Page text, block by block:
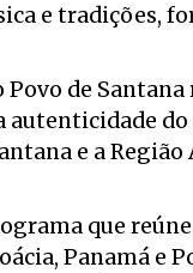
e tradições,
Povo de
autenticidade
e a Região
que
Panamá e